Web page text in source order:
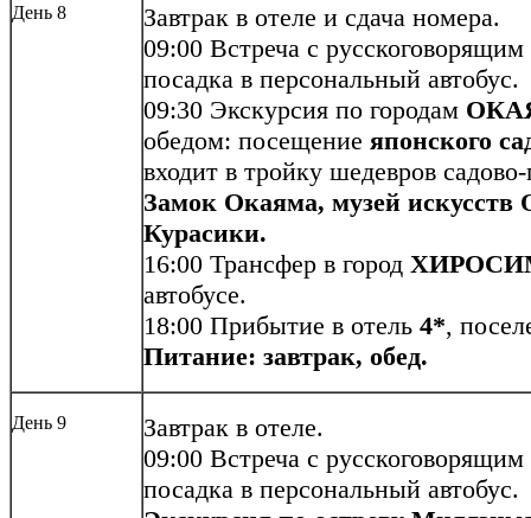
День 8
Завтрак в отеле и сдача номера.
09:00 Встреча с
посадка в персональный автобус.
09:30 Экскурсия по городам
обедом: посещение японского
входит в тройку шедевров
Замок Окаяма, музей искусств
Курасики.
16:00 Трансфер в город
автобусе.
18:00 Прибытие в отель 4*,
Питание: завтрак, обед.
День 9
Завтрак в отеле.
09:00 Встреча с
посадка в персональный автобус.